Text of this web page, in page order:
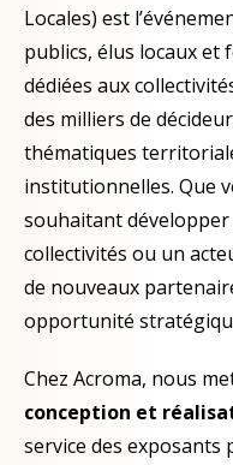
Locales) est
publics, élus locaux
dédiées aux
des milliers de
thématiques
institutionnelles. Que
souhaitant
collectivités ou un
de nouveaux
opportunité
Chez Acroma, nous
conception et
service des